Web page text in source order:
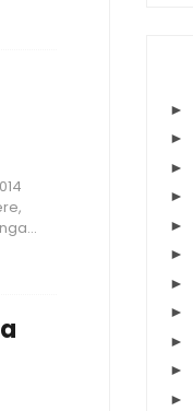
►
►
►
►
►
►
►
►
►
►
►